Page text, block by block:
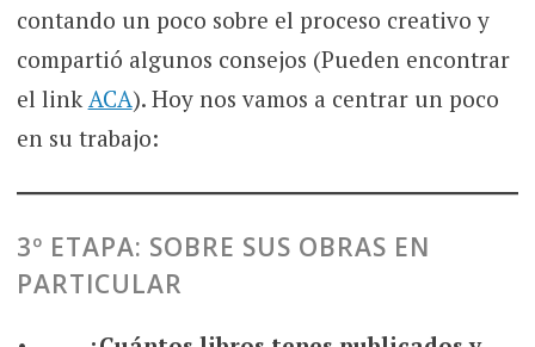
contando un poco sobre el proceso creativo y
compartió algunos consejos (Pueden encontrar
el link ACA). Hoy nos vamos a centrar un poco
en su trabajo:
3º ETAPA: SOBRE SUS OBRAS EN
PARTICULAR